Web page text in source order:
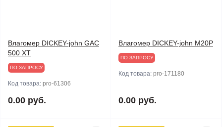
Влагомер DICKEY-john GAC
500 XT
ПО ЗАПРОСУ
Код товара: pro-61306
0.00 руб.
Влагомер DICKEY-john M20Р
ПО ЗАПРОСУ
Код товара: pro-171180
0.00 руб.